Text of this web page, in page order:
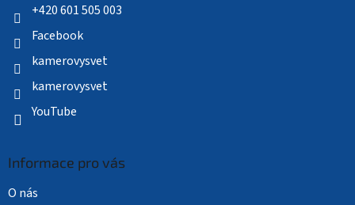
+420 601 505 003
Facebook
kamerovysvet
kamerovysvet
YouTube
Informace pro vás
O nás